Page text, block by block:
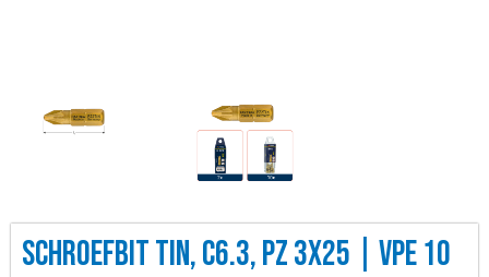
SCHROEFBIT TIN, C6.3, PZ 3X25 | VPE 10